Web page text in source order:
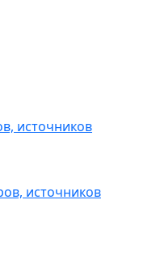
источников
источников